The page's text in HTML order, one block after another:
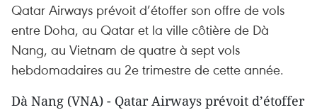
Qatar Airways prévoit d’étoffer son offre de vols
entre Doha, au Qatar et la ville côtière de Dà
Nang, au Vietnam de quatre à sept vols
hebdomadaires au 2e trimestre de cette année.
Dà Nang (VNA) - Qatar Airways prévoit d’étoffer